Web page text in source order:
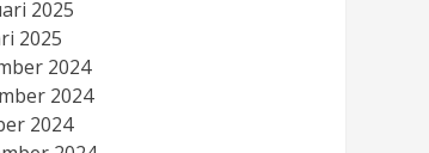
2025
2025
2024
2024
2024